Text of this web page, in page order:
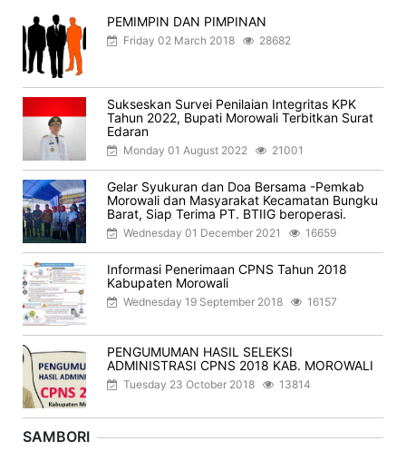
PEMIMPIN DAN PIMPINAN
Friday 02 March 2018 28682
Sukseskan Survei Penilaian Integritas KPK
Tahun 2022, Bupati Morowali Terbitkan Surat
Edaran
Monday 01 August 2022 21001
Gelar Syukuran dan Doa Bersama -Pemkab
Morowali dan Masyarakat Kecamatan Bungku
Barat, Siap Terima PT. BTIIG beroperasi.
Wednesday 01 December 2021 16659
Informasi Penerimaan CPNS Tahun 2018
Kabupaten Morowali
Wednesday 19 September 2018 16157
PENGUMUMAN HASIL SELEKSI
ADMINISTRASI CPNS 2018 KAB. MOROWALI
Tuesday 23 October 2018 13814
SAMBORI